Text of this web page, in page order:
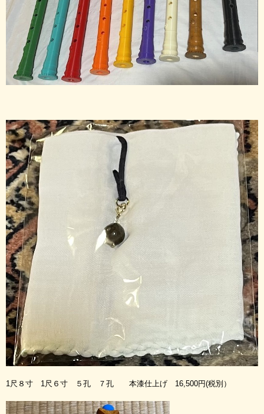
1尺８寸 1尺６寸 ５孔 ７孔 本漆仕上げ 16,500円(税別）